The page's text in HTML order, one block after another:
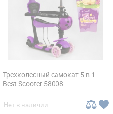
Трехколесный самокат 5 в 1
Best Scooter 58008
Нет в наличии